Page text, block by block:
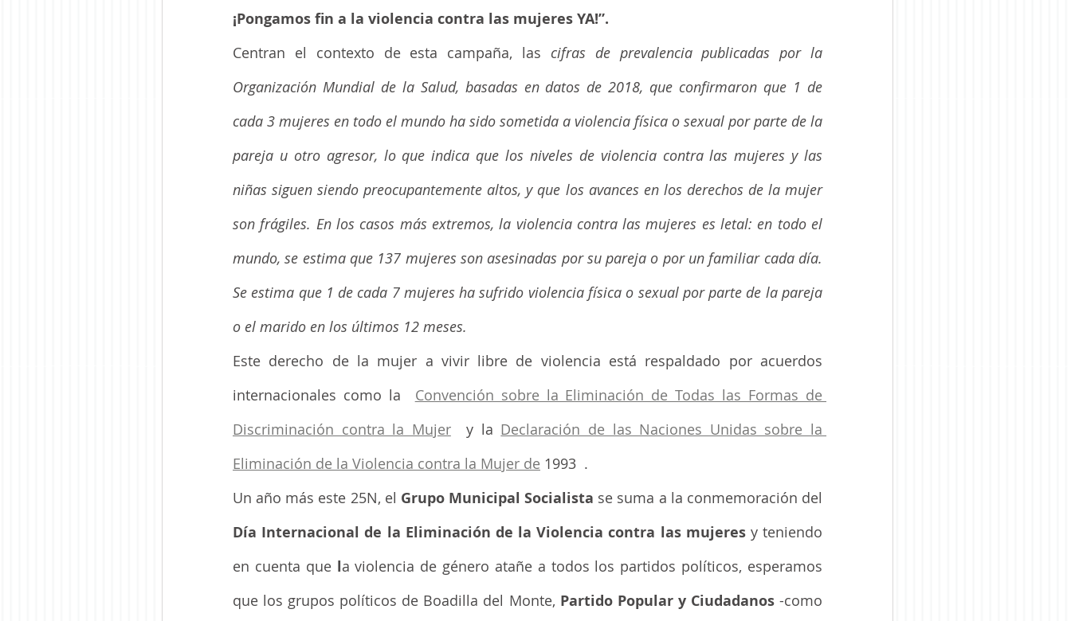
¡Pongamos fin a la violencia contra las mujeres YA!”.
Centran el contexto de esta campaña, las cifras de prevalencia publicadas por la
Organización Mundial de la Salud, basadas en datos de 2018, que confirmaron que 1 de
cada 3 mujeres en todo el mundo ha sido sometida a violencia física o sexual por parte de la
pareja u otro agresor, lo que indica que los niveles de violencia contra las mujeres y las
niñas siguen siendo preocupantemente altos, y que los avances en los derechos de la mujer
son frágiles. En los casos más extremos, la violencia contra las mujeres es letal: en todo el
mundo, se estima que 137 mujeres son asesinadas por su pareja o por un familiar cada día.
Se estima que 1 de cada 7 mujeres ha sufrido violencia física o sexual por parte de la pareja
o el marido en los últimos 12 meses.
Este derecho de la mujer a vivir libre de violencia está respaldado por acuerdos
internacionales como la Convención sobre la Eliminación de Todas las Formas de
Discriminación contra la Mujer
  y la
Declaración de las Naciones Unidas sobre la
Eliminación de la Violencia contra la Mujer de 1993  .
Un año más este 25N, el Grupo Municipal Socialista
Día Internacional de la Eliminación de la Violencia contra las mujeres y teniendo
en cuenta que la violencia de género atañe a todos los partidos políticos, esperamos
que los grupos políticos de Boadilla del Monte, Partido Popular y Ciudadanos -como